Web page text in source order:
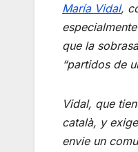
María Vidal,
que la
“partidos de
Vidal, que
català, y
envie un